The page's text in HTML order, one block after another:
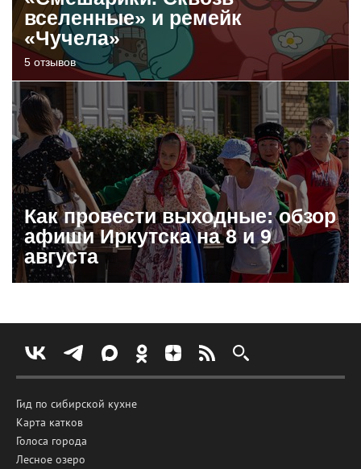
вселенные» и ремейк
«Чучела»
5 отзывов
Как провести выходные: обзор
афиши Иркутска на 8 и 9
августа
Гид по сибирской кухне
Карта катков
Голоса города
Лесное озеро